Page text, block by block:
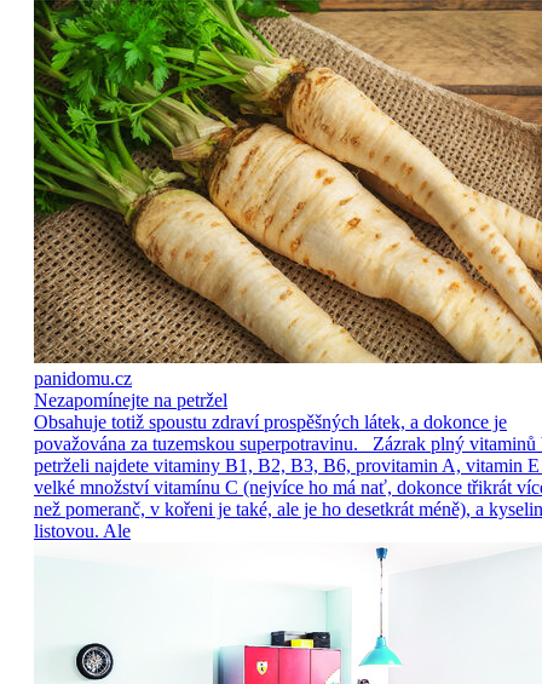
panidomu.cz
Nezapomínejte na petržel
Obsahuje totiž spoustu zdraví prospěšných látek, a dokonce je
považována za tuzemskou superpotravinu. Zázrak plný vitaminů
petrželi najdete vitaminy B1, B2, B3, B6, provitamin A, vitamin E
velké množství vitamínu C (nejvíce ho má nať, dokonce třikrát
než pomeranč, v kořeni je také, ale je ho desetkrát méně), a
listovou. Ale